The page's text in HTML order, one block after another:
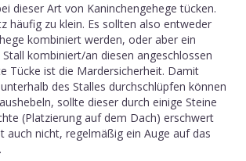
dieser Art von Kaninchengehege tücken.
häufig zu klein. Es sollten also entweder
kombiniert werden, oder aber ein
kombiniert/an diesen angeschlossen
Tücke ist die Mardersicherheit. Damit
des Stalles durchschlüpfen können
sollte dieser durch einige Steine
(Platzierung auf dem Dach) erschwert
auch nicht, regelmäßig ein Auge auf das